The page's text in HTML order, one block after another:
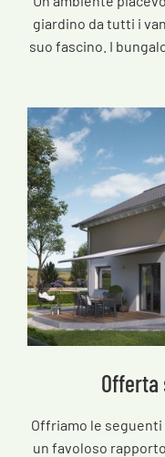
giardino da tutti i
suo fascino. I
Offerta
Offriamo le
un favoloso